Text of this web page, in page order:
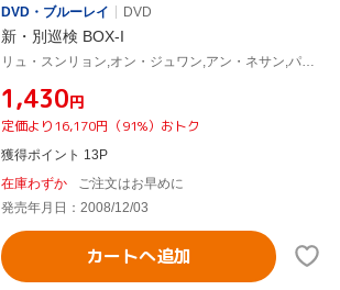
DVD・ブルーレイ
DVD
新・別巡検 BOX-I
リュ・スンリョン,オン・ジュワン,アン・ネサン,パク・ヒョジュ
¥1,430円
定価より16,170円（91%）おトク
獲得ポイント 13P
在庫わずか
ご注文はお早めに
発売年月日：2008/12/03
カートへ追加